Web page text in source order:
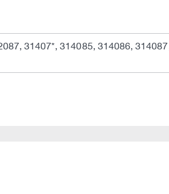
31407*, 314085, 314086,